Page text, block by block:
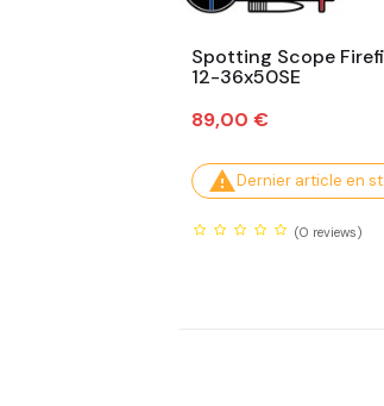
Spotting Scope
12-36x50SE
Prix
89,00 €
Dernier article en
(0 reviews)